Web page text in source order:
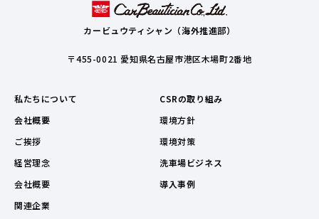
カービュウティシャン（海外推進部）
〒455-0021 愛知県名古屋市港区木場町2番地
私たちについて
会社概要
ご挨拶
経営理念
会社概要
関連企業
CSRの取り組み
環境方針
環境対策
洗車場ビジネス
導入事例